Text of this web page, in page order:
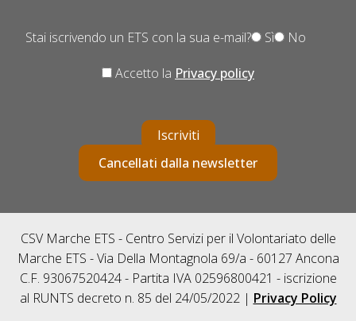
Stai iscrivendo un ETS con la sua e-mail? Sì No
Accetto la Privacy policy
Iscriviti
Cancellati dalla newsletter
CSV Marche ETS - Centro Servizi per il Volontariato delle
Marche ETS - Via Della Montagnola 69/a - 60127 Ancona
C.F. 93067520424 - Partita IVA 02596800421 - iscrizione
al RUNTS decreto n. 85 del 24/05/2022 | Privacy Policy